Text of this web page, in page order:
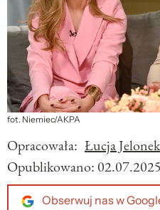
fot. Niemiec/AKPA
Opracowała: Łucja Jelonek
Opublikowano:
Obserwuj nas w